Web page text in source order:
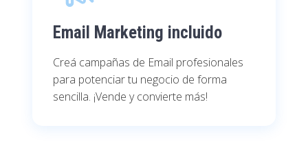
Email Marketing inclui­do
Creá campañas de Email profesionales
para potenciar tu negocio de forma
sencilla. ¡Vende y convierte más!